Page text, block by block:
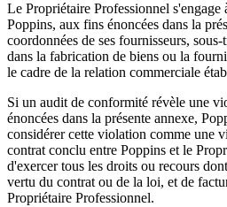
Le Propriétaire Professionnel s'engage
Poppins, aux fins énoncées dans la
coordonnées de ses fournisseurs,
dans la fabrication de biens ou la
le cadre de la relation commerciale
Si un audit de conformité révèle une
énoncées dans la présente annexe,
considérer cette violation comme une
contrat conclu entre Poppins et le
d'exercer tous les droits ou recours
vertu du contrat ou de la loi, et de
Propriétaire Professionnel.